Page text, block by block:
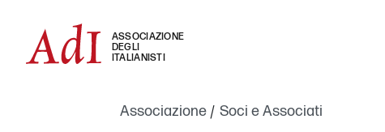
ASSOCIAZIONE
DEGLI
ITALIANISTI
Associazione Soci e Associati